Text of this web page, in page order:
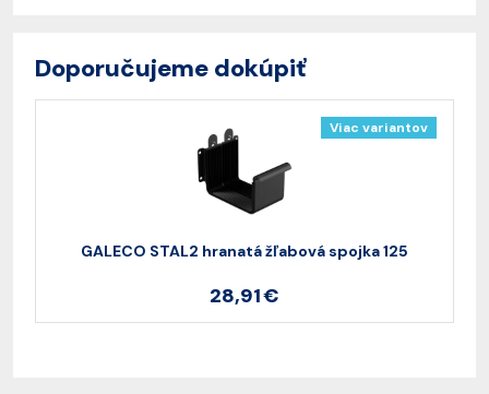
Doporučujeme dokúpiť
Viac variantov
GALECO STAL2 hranatá žľabová spojka 125
28,91 €